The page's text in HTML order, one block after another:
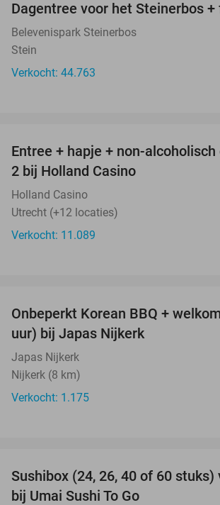
Dagentree voor het Steinerbos
Belevenispark Steinerbos
Stein
Verkocht: 44.763
Entree + hapje + non-
2 bij Holland Casino
Holland Casino
Utrecht (+12 locaties)
Verkocht: 11.089
Onbeperkt Korean BBQ +
uur) bij Japas Nijkerk
Japas Nijkerk
Nijkerk (8 km)
Verkocht: 1.175
Sushibox (24, 26, 40 of 60 stuks)
bij Umai Sushi To Go